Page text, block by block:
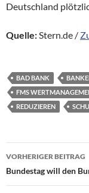
Deutschland
Quelle:Stern.de /
BAD BANK
FMS
REDUZIEREN
VORHERIGER BEITRAG
Bundestag will den